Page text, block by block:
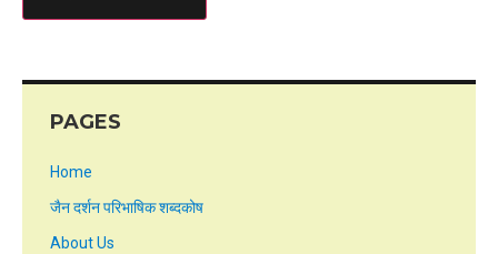
PAGES
Home
जैन दर्शन परिभाषिक शब्दकोष
About Us